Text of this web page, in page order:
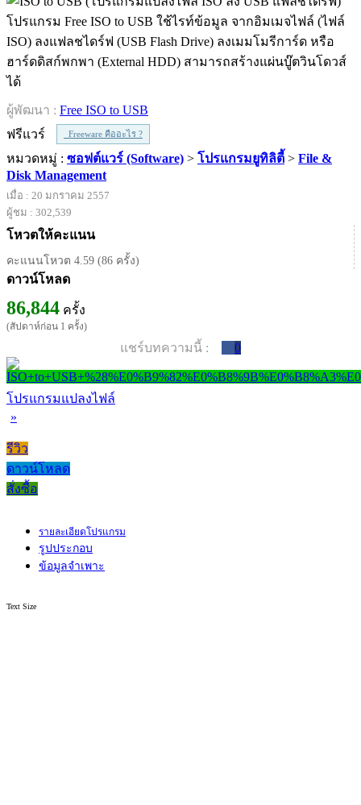
โปรแกรม Free ISO to USB ใช้ไรท์ข้อมูล จากอิมเมจไฟล์ (ไฟล์
ISO) ลงแฟลชไดร์ฟ (USB Flash Drive) ลงเมมโมรีการ์ด หรือ
ฮาร์ดดิสก์พกพา (External HDD) สามารถสร้างแผ่นบู๊ตวินโดวส์
ได้
ผู้พัฒนา : Free ISO to USB
ฟรีแวร์
Freeware คืออะไร ?
หมวดหมู่ : ซอฟต์แวร์ (Software) > โปรแกรมยูทิลิตี้ > File &
Disk Management
เมื่อ : 20 มกราคม 2557
ผู้ชม : 302,539
โหวตให้คะแนน
คะแนนโหวต 4.59 (86 ครั้ง)
ดาวน์โหลด
86,844 ครั้ง
(สัปดาห์ก่อน 1 ครั้ง)
แชร์บทความนี้ : 0
โปรแกรมแปลงไฟล์
»
รีวิว
ดาวน์โหลด
สั่งซื้อ
รายละเอียดโปรแกรม
รูปประกอบ
ข้อมูลจำเพาะ
Text Size